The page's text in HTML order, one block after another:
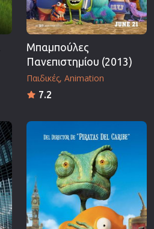
Μπαμπούλες
Πανεπιστημίου (2013)
Παιδικές Animation
7.2